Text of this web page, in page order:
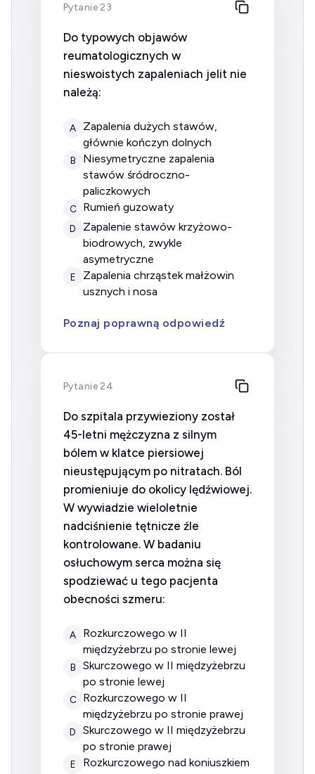
Pytanie 23
Do typowych objawów
reumatologicznych w
nieswoistych zapaleniach jelit nie
należą:
A
Zapalenia dużych stawów,
głównie kończyn dolnych
B
Niesymetryczne zapalenia
stawów śródroczno-
paliczkowych
C rumień guzowaty
D
zapalenie stawów krzyżowo-
biodrowych, zwykle
asymetryczne
E
Zapalenia chrząstek małżowin
usznych i nosa
Poznaj poprawną odpowiedź
Pytanie 24
Do szpitala przywieziony został
45-letni mężczyzna z silnym
bólem w klatce piersiowej
nieustępującym po nitratach. Ból
promieniuje do okolicy lędźwiowej.
W wywiadzie wieloletnie
nadciśnienie tętnicze źle
kontrolowane. W badaniu
osłuchowym serca można się
spodziewać u tego pacjenta
obecności szmeru:
A
rozkurczowego w II
międzyżebrzu po stronie lewej
B
skurczowego w II międzyżebrzu
po stronie lewej
C
rozkurczowego w II
międzyżebrzu po stronie prawej
D
skurczowego w II międzyżebrzu
po stronie prawej
E
rozkurczowego nad koniuszkiem